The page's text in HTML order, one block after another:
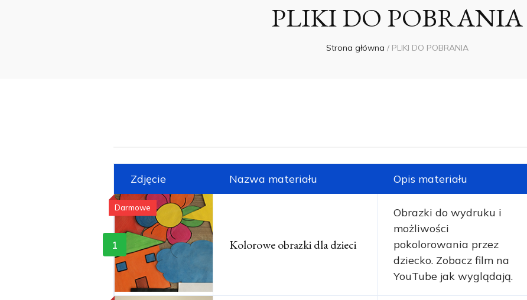
PLIKI DO POBRANIA
Strona główna / PLIKI DO POBRANIA
Zdjęcie Nazwa materiału Opis materiału
Darmowe
1 Kolorowe obrazki dla dzieci
Obrazki do wydruku i
możliwości
pokolorowania przez
dziecko. Zobacz film na
YouTube jak wyglądają.